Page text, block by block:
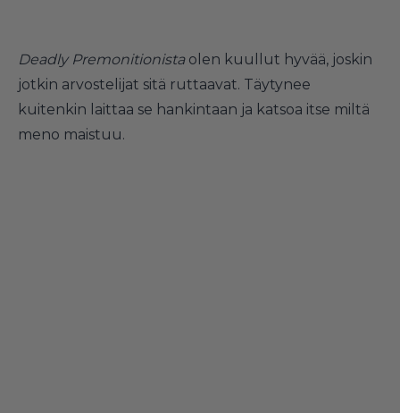
Deadly Premonitionista olen kuullut hyvää, joskin
jotkin arvostelijat sitä ruttaavat. Täytynee
kuitenkin laittaa se hankintaan ja katsoa itse miltä
meno maistuu.